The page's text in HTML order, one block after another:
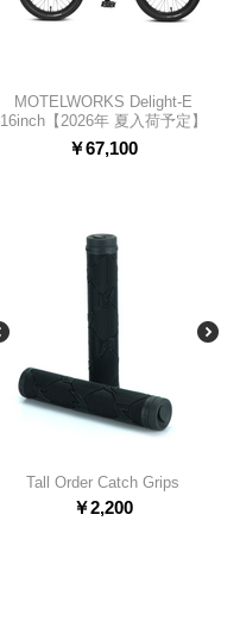
MOTELWORKS Delight-E
16inch【2026年 夏入荷予定】
￥67,100
Tall Order Catch Grips
￥2,200